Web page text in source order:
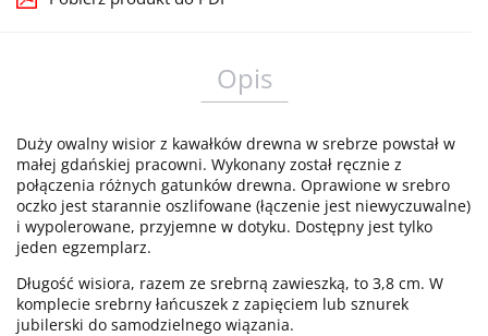
Opis
Duży owalny wisior z kawałków drewna w srebrze powstał w
małej gdańskiej pracowni. Wykonany został ręcznie z
połączenia różnych gatunków drewna. Oprawione w srebro
oczko jest starannie oszlifowane (łączenie jest niewyczuwalne)
i wypolerowane, przyjemne w dotyku. Dostępny jest tylko
jeden egzemplarz.
Długość wisiora, razem ze srebrną zawieszką, to 3,8 cm. W
komplecie srebrny łańcuszek z zapięciem lub sznurek
jubilerski do samodzielnego wiązania.